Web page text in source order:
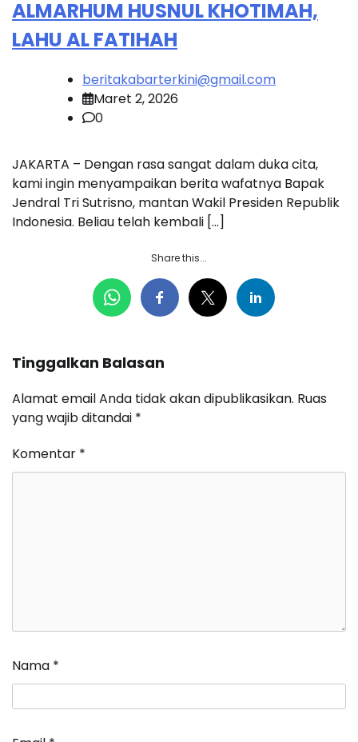
ALMARHUM HUSNUL KHOTIMAH,
LAHU AL FATIHAH
beritakabarterkini@gmail.com
Maret 2, 2026
0
JAKARTA – Dengan rasa sangat dalam duka cita,
kami ingin menyampaikan berita wafatnya Bapak
Jendral Tri Sutrisno, mantan Wakil Presiden Republik
Indonesia. Beliau telah kembali […]
Share this...
Tinggalkan Balasan
Alamat email Anda tidak akan dipublikasikan. Ruas
yang wajib ditandai *
Komentar *
Nama *